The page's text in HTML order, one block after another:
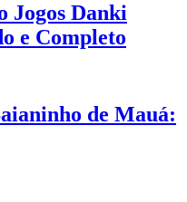
Jogos Danki
e Completo
de Mauá: